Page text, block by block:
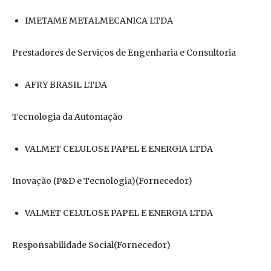
IMETAME METALMECANICA LTDA
Prestadores de Serviços de Engenharia e Consultoria
AFRY BRASIL LTDA
Tecnologia da Automação
VALMET CELULOSE PAPEL E ENERGIA LTDA
Inovação (P&D e Tecnologia)(Fornecedor)
VALMET CELULOSE PAPEL E ENERGIA LTDA
Responsabilidade Social(Fornecedor)